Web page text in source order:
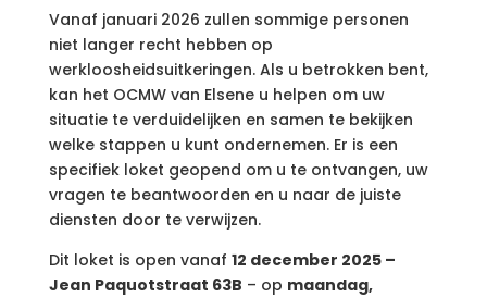
Vanaf januari 2026 zullen sommige personen
niet langer recht hebben op
werkloosheidsuitkeringen. Als u betrokken bent,
kan het OCMW van Elsene u helpen om uw
situatie te verduidelijken en samen te bekijken
welke stappen u kunt ondernemen. Er is een
specifiek loket geopend om u te ontvangen, uw
vragen te beantwoorden en u naar de juiste
diensten door te verwijzen.
Dit loket is open vanaf 12 december 2025 –
Jean Paquotstraat 63B – op maandag,